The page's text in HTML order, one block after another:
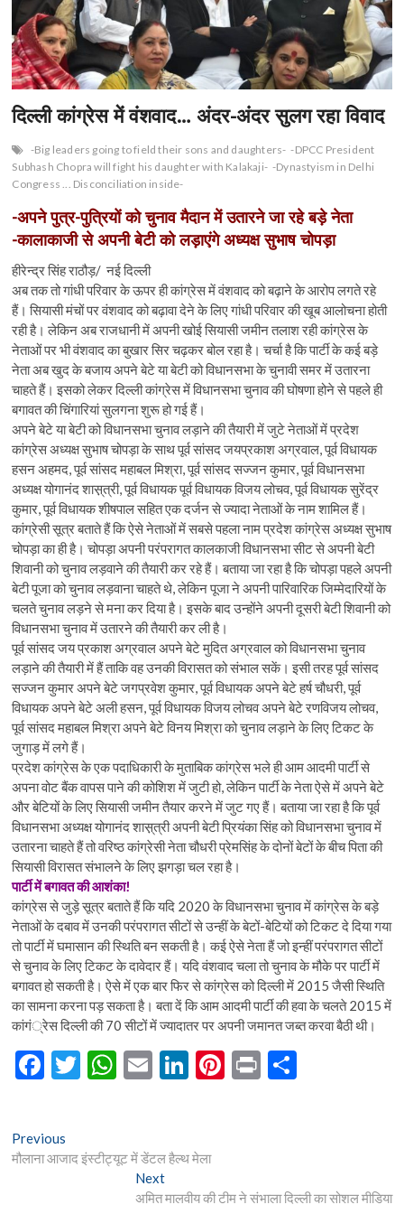
दिल्ली कांग्रेस में वंशवाद… अंदर-अंदर सुलग रहा विवाद
-Big leaders going to field their sons and daughters- -DPCC President
Subhash Chopra will fight his daughter with Kalakaji- -Dynastyism in Delhi
Congress ... Disconciliation inside-
-अपने पुत्र-पुत्रियों को चुनाव मैदान में उतारने जा रहे बड़े नेता
-कालाकाजी से अपनी बेटी को लड़ाएंगे अध्यक्ष सुभाष चोपड़ा
हीरेन्द्र सिंह राठौड़/ नई दिल्ली
अब तक तो गांधी परिवार के ऊपर ही कांग्रेस में वंशवाद को बढ़ाने के आरोप लगते रहे
हैं। सियासी मंचों पर वंशवाद को बढ़ावा देने के लिए गांधी परिवार की खूब आलोचना होती
रही है। लेकिन अब राजधानी में अपनी खोई सियासी जमीन तलाश रही कांग्रेस के
नेताओं पर भी वंशवाद का बुखार सिर चढ़कर बोल रहा है। चर्चा है कि पार्टी के कई बड़े
नेता अब खुद के बजाय अपने बेटे या बेटी को विधानसभा के चुनावी समर में उतारना
चाहते हैं। इसको लेकर दिल्ली कांग्रेस में विधानसभा चुनाव की घोषणा होने से पहले ही
बगावत की चिंगारियां सुलगना शुरू हो गई हैं।
अपने बेटे या बेटी को विधानसभा चुनाव लड़ाने की तैयारी में जुटे नेताओं में प्रदेश
कांग्रेस अध्यक्ष सुभाष चोपड़ा के साथ पूर्व सांसद जयप्रकाश अग्रवाल, पूर्व विधायक
हसन अहमद, पूर्व सांसद महाबल मिश्रा, पूर्व सांसद सज्जन कुमार, पूर्व विधानसभा
अध्यक्ष योगानंद शास़्त्री, पूर्व विधायक पूर्व विधायक विजय लोचव, पूर्व विधायक सुरेंद्र
कुमार, पूर्व विधायक शीषपाल सहित एक दर्जन से ज्यादा नेताओं के नाम शामिल हैं।
कांग्रेसी सूत्र बताते हैं कि ऐसे नेताओं में सबसे पहला नाम प्रदेश कांग्रेस अध्यक्ष सुभाष
चोपड़ा का ही है। चोपड़ा अपनी परंपरागत कालकाजी विधानसभा सीट से अपनी बेटी
शिवानी को चुनाव लड़वाने की तैयारी कर रहे हैं। बताया जा रहा है कि चोपड़ा पहले अपनी
बेटी पूजा को चुनाव लड़वाना चाहते थे, लेकिन पूजा ने अपनी पारिवारिक जिम्मेदारियों के
चलते चुनाव लड़ने से मना कर दिया है। इसके बाद उन्होंने अपनी दूसरी बेटी शिवानी को
विधानसभा चुनाव में उतारने की तैयारी कर ली है।
पूर्व सांसद जय प्रकाश अग्रवाल अपने बेटे मुदित अग्रवाल को विधानसभा चुनाव
लड़ाने की तैयारी में हैं ताकि वह उनकी विरासत को संभाल सकें। इसी तरह पूर्व सांसद
सज्जन कुमार अपने बेटे जगप्रवेश कुमार, पूर्व विधायक अपने बेटे हर्ष चौधरी, पूर्व
विधायक अपने बेटे अली हसन, पूर्व विधायक विजय लोचव अपने बेटे रणविजय लोचव,
पूर्व सांसद महाबल मिश्रा अपने बेटे विनय मिश्रा को चुनाव लड़ाने के लिए टिकट के
जुगाड़ में लगे हैं।
प्रदेश कांग्रेस के एक पदाधिकारी के मुताबिक कांग्रेस भले ही आम आदमी पार्टी से
अपना वोट बैंक वापस पाने की कोशिश में जुटी हो, लेकिन पार्टी के नेता ऐसे में अपने बेटे
और बेटियों के लिए सियासी जमीन तैयार करने में जुट गए हैं। बताया जा रहा है कि पूर्व
विधानसभा अध्यक्ष योगानंद शास़्त्री अपनी बेटी प्रियंका सिंह को विधानसभा चुनाव में
उतारना चाहते हैं तो वरिष्ठ कांग्रेसी नेता चौधरी प्रेमसिंह के दोनों बेटों के बीच पिता की
सियासी विरासत संभालने के लिए झगड़ा चल रहा है।
पार्टी में बगावत की आशंका!
कांग्रेस से जुड़े सूत्र बताते हैं कि यदि 2020 के विधानसभा चुनाव में कांग्रेस के बड़े
नेताओं के दबाव में उनकी परंपरागत सीटों से उन्हीं के बेटों-बेटियों को टिकट दे दिया गया
तो पार्टी में घमासान की स्थिति बन सकती है। कई ऐसे नेता हैं जो इन्हीं परंपरागत सीटों
से चुनाव के लिए टिकट के दावेदार हैं। यदि वंशवाद चला तो चुनाव के मौके पर पार्टी में
बगावत हो सकती है। ऐसे में एक बार फिर से कांग्रेस को दिल्ली में 2015 जैसी स्थिति
का सामना करना पड़ सकता है। बता दें कि आम आदमी पार्टी की हवा के चलते 2015 में
कांगं्रेस दिल्ली की 70 सीटों में ज्यादातर पर अपनी जमानत जब्त करवा बैठी थी।
F
b
T
er
W
s
A
E
l
Li
dI
Pi Pr
Post
navigation
Previous
post:
मौलाना आजाद इंस्टीट्यूट में डेंटल हैल्थ मेला
NextNext
post:
अमित मालवीय की टीम ने संभाला दिल्ली का सोशल मीडिया